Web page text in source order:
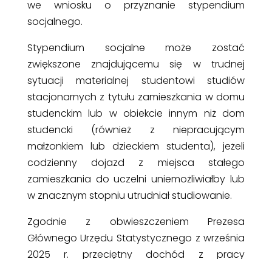
we wniosku o przyznanie stypendium
socjalnego.
Stypendium socjalne może zostać
zwiększone znajdującemu się w trudnej
sytuacji materialnej studentowi studiów
stacjonarnych z tytułu zamieszkania w domu
studenckim lub w obiekcie innym niż dom
studencki (również z niepracującym
małżonkiem lub dzieckiem studenta), jeżeli
codzienny dojazd z miejsca stałego
zamieszkania do uczelni uniemożliwiałby lub
w znacznym stopniu utrudniał studiowanie.
Zgodnie z obwieszczeniem Prezesa
Głównego Urzędu Statystycznego z września
2025 r. przeciętny dochód z pracy